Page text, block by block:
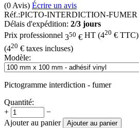
(0 Avis) Écrire un avis
Réf.:PICTO-INTERDICTION-FUMER
Délais d'expédition: 2/3 jours
Prix professionnel 350 € HT (420 € TTC)
(420 € taxes incluses)
Modèle:
Pictogramme interdiction - fumer
Quantité:
+
−
Ajouter au panier
Ajouter au panier